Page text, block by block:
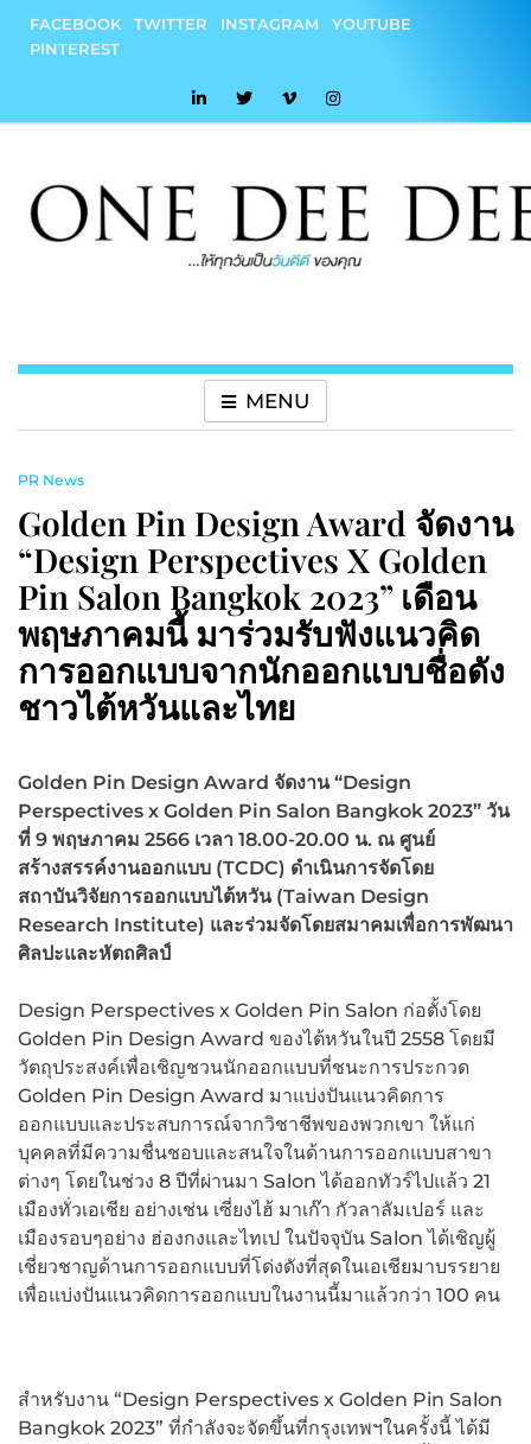
content
FACEBOOK TWITTER INSTAGRAM
YOUTUBE
PINTEREST
MENU
PR News
Golden Pin Design Award จัดงาน
“Design Perspectives X Golden
Pin Salon Bangkok 2023” เดือน
พฤษภาคมนี้ มาร่วมรับฟังแนวคิด
การออกแบบจากนักออกแบบชื่อดัง
ชาวไต้หวันและไทย
Golden Pin Design Award จัดงาน “Design
Perspectives x Golden Pin Salon Bangkok 2023” วัน
ที่ 9 พฤษภาคม 2566 เวลา 18.00-20.00 น. ณ ศูนย์
สร้างสรรค์งานออกแบบ (TCDC) ดำเนินการจัดโดย
สถาบันวิจัยการออกแบบไต้หวัน (Taiwan Design
Research Institute) และร่วมจัดโดยสมาคมเพื่อการพัฒนา
ศิลปะและหัตถศิลป์
Design Perspectives x Golden Pin Salon ก่อตั้งโดย
Golden Pin Design Award ของไต้หวันในปี 2558 โดยมี
วัตถุประสงค์เพื่อเชิญชวนนักออกแบบที่ชนะการประกวด
Golden Pin Design Award มาแบ่งปันแนวคิดการ
ออกแบบและประสบการณ์จากวิชาชีพของพวกเขา ให้แก่
บุคคลที่มีความชื่นชอบและสนใจในด้านการออกแบบสาขา
ต่างๆ โดยในช่วง 8 ปีที่ผ่านมา Salon ได้ออกทัวร์ไปแล้ว 21
เมืองทั่วเอเชีย อย่างเช่น เซี่ยงไฮ้ มาเก๊า กัวลาลัมเปอร์ และ
เมืองรอบๆอย่าง ฮ่องกงและไทเป ในปัจจุบัน Salon ได้เชิญผู้
เชี่ยวชาญด้านการออกแบบที่โด่งดังที่สุดในเอเชียมาบรรยาย
เพื่อแบ่งปันแนวคิดการออกแบบในงานนี้มาแล้วกว่า 100 คน
สำหรับงาน “Design Perspectives x Golden Pin Salon
Bangkok 2023” ที่กำลังจะจัดขึ้นที่กรุงเทพฯในครั้งนี้ ได้มี